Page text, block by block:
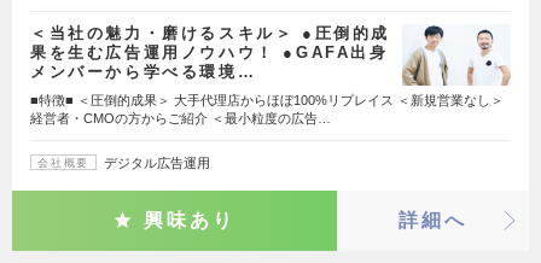
＜当社の魅力・磨けるスキル＞ ●圧倒的成
果を生む広告運用ノウハウ！ ●GAFA出身
メンバーから学べる環境…
■特徴■ ＜圧倒的成果＞ 大手代理店からほぼ100%リプレイス ＜新規営業なし＞
経営者・CMOの方からご紹介 ＜最小粒度の広告…
会社概要 デジタル広告運用
興味あり 詳細へ